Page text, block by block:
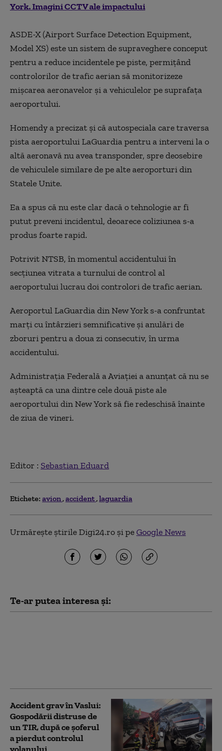
York. Imagini CCTV ale impactului
ASDE-X (Airport Surface Detection Equipment,
Model XS) este un sistem de supraveghere conceput
pentru a reduce incidentele pe piste, permiţând
controlorilor de trafic aerian să monitorizeze
mişcarea aeronavelor şi a vehiculelor pe suprafaţa
aeroportului.
Homendy a precizat şi că autospeciala care traversa
pista aeroportului LaGuardia pentru a interveni la o
altă aeronavă nu avea transponder, spre deosebire
de vehiculele similare de pe alte aeroporturi din
Statele Unite.
Ea a spus că nu este clar dacă o tehnologie ar fi
putut preveni incidentul, deoarece coliziunea s-a
produs foarte rapid.
Potrivit NTSB, în momentul accidentului în
secţiunea vitrata a turnului de control al
aeroportului lucrau doi controlori de trafic aerian.
Aeroportul LaGuardia din New York s-a confruntat
marţi cu întârzieri semnificative şi anulări de
zboruri pentru a doua zi consecutiv, în urma
accidentului.
Administraţia Federală a Aviaţiei a anunţat că nu se
aşteaptă ca una dintre cele două piste ale
aeroportului din New York să fie redeschisă înainte
de ziua de vineri.
Editor : Sebastian Eduard
Etichete: avion accident laguardia
Urmărește știrile Digi24.ro și peGoogle News
Te-ar putea interesa și:
Accident grav în Vaslui:
Gospodării distruse de
un TIR, după ce șoferul
a pierdut controlul